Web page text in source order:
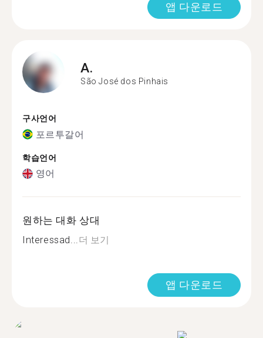
앱 다운로드
A.
São José dos Pinhais
구사언어
포르투갈어
학습언어
영어
원하는 대화 상대
Interessad...더 보기
앱 다운로드